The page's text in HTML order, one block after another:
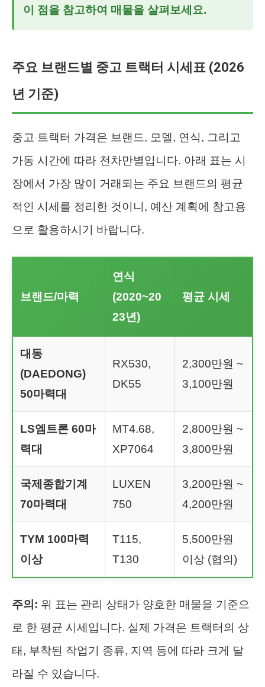
이 점을 참고하여 매물을 살펴보세요.
주요 브랜드별 중고 트랙터 시세표 (2026
년 기준)
중고 트랙터 가격은 브랜드, 모델, 연식, 그리고
가동 시간에 따라 천차만별입니다. 아래 표는 시
장에서 가장 많이 거래되는 주요 브랜드의 평균
적인 시세를 정리한 것이니, 예산 계획에 참고용
으로 활용하시기 바랍니다.
브랜드/마력
연식
(2020~20
23년)
평균 시세
대동
(DAEDONG)
50마력대
RX530,
DK55
2,300만원 ~
3,100만원
LS엠트론 60마
력대
MT4.68,
XP7064
2,800만원 ~
3,800만원
국제종합기계
70마력대
LUXEN
750
3,200만원 ~
4,200만원
TYM 100마력
이상
T115,
T130
5,500만원
이상 (협의)
주의: 위 표는 관리 상태가 양호한 매물을 기준으
로 한 평균 시세입니다. 실제 가격은 트랙터의 상
태, 부착된 작업기 종류, 지역 등에 따라 크게 달
라질 수 있습니다.